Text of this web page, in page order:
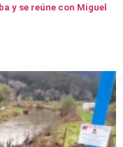
y se reúne con Miguel